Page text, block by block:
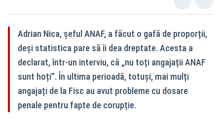
Adrian Nica, șeful ANAF, a făcut o gafă de proporții,
deși statistica pare să îi dea dreptate. Acesta a
declarat, într-un interviu, că „nu toți angajații ANAF
sunt hoți”. În ultima perioadă, totuși, mai mulți
angajați de la Fisc au avut probleme cu dosare
penale pentru fapte de corupție.